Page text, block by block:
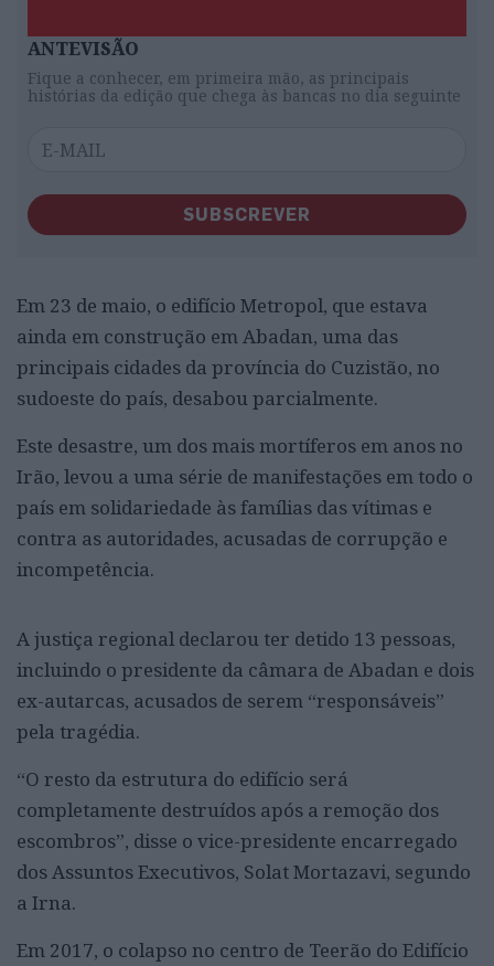
ANTEVISÃO
Fique a conhecer, em primeira mão, as principais
histórias da edição que chega às bancas no dia seguinte
SUBSCREVER
Em 23 de maio, o edifício Metropol, que estava
ainda em construção em Abadan, uma das
principais cidades da província do Cuzistão, no
sudoeste do país, desabou parcialmente.
Este desastre, um dos mais mortíferos em anos no
Irão, levou a uma série de manifestações em todo o
país em solidariedade às famílias das vítimas e
contra as autoridades, acusadas de corrupção e
incompetência.
A justiça regional declarou ter detido 13 pessoas,
incluindo o presidente da câmara de Abadan e dois
ex-autarcas, acusados de serem “responsáveis”
pela tragédia.
“O resto da estrutura do edifício será
completamente destruídos após a remoção dos
escombros”, disse o vice-presidente encarregado
dos Assuntos Executivos, Solat Mortazavi, segundo
a Irna.
Em 2017, o colapso no centro de Teerão do Edifício